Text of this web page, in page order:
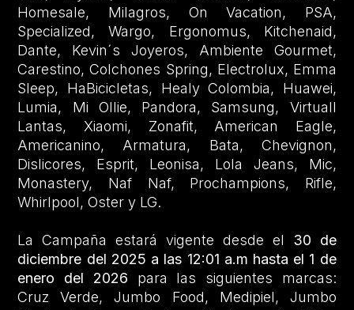
Homesale, Milagros, On Vacation, PSA,
Specialized, Wargo, Ergonomus, Kitchenaid,
Dante, Kevin´s Joyeros, Ambiente Gourmet,
Carestino, Colchones Spring, Electrolux, Emma
Sleep, HaBicicletas, Healy Colombia, Huawei,
Lumia, Mi Ollie, Pandora, Samsung, Virtuall
Lantas, Xiaomi, Zonafit, American Eagle,
Americanino, Armatura, Bata, Chevignon,
Dislicores, Esprit, Leonisa, Lola Jeans, Mic,
Monastery, Naf Naf, Prochampions, Rifle,
Whirlpool, Oster y LG.
La Campaña estará vigente desde el 30 de
diciembre del 2025 a las 12:01 a.m hasta el 1 de
enero del 2026 para las siguientes marcas:
Cruz Verde, Jumbo Food, Medipiel, Jumbo